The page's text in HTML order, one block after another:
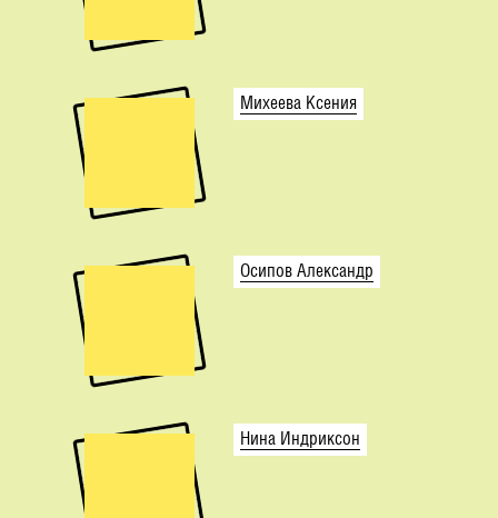
Михеева Ксения
Осипов Александр
Нина Индриксон